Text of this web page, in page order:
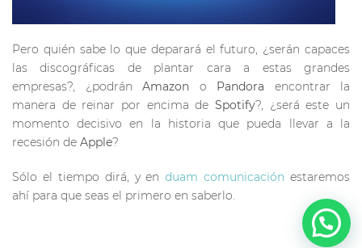
Pero quién sabe lo que deparará el futuro, ¿serán capaces
las discográficas de plantar cara a estas grandes
empresas?, ¿podrán Amazon o Pandora encontrar la
manera de reinar por encima de Spotify?, ¿será este un
momento decisivo en la historia que pueda llevar a la
recesión de Apple?
Sólo el tiempo dirá, y en duam comunicación estaremos
ahí para que seas el primero en saberlo.